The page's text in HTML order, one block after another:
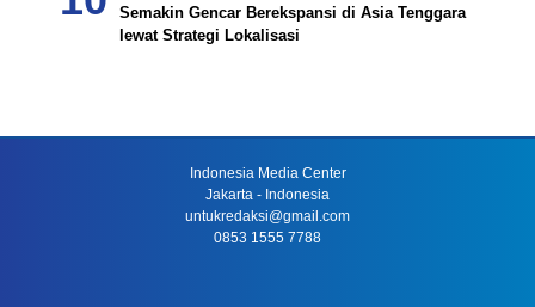
Semakin Gencar Berekspansi di Asia Tenggara
lewat Strategi Lokalisasi
Indonesia Media Center
Jakarta - Indonesia
untukredaksi@gmail.com
0853 1555 7788